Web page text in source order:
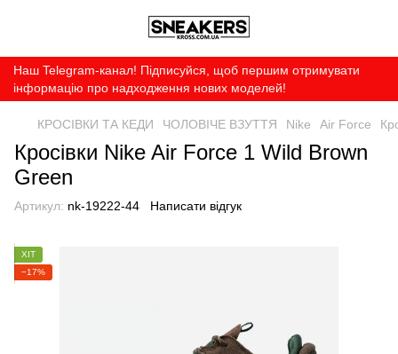
Наш Telegram-канал! Підписуйся, щоб першим отримувати
інформацію про надходження нових моделей!
КРОСІВКИ ТА КЕДИ ЧОЛОВІЧЕ ВЗУТТЯ Nike Air Force
Кросівки Nike Air Force 1 Wild Brown
Green
Артикул: nk-19222-44 Написати відгук
ХІТ
−17%